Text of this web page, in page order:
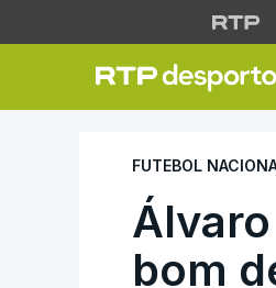
Álvaro
FUTEBOL
bom